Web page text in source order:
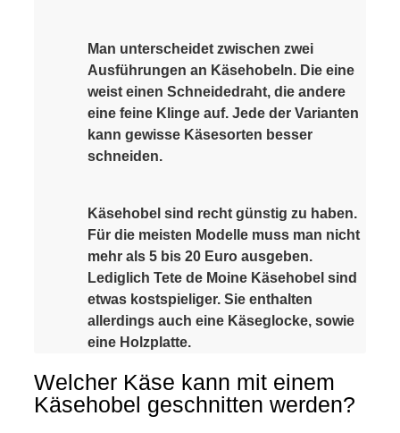
Man unterscheidet zwischen zwei
Ausführungen an Käsehobeln. Die eine
weist einen Schneidedraht, die andere
eine feine Klinge auf. Jede der Varianten
kann gewisse Käsesorten besser
schneiden.
Käsehobel sind recht günstig zu haben.
Für die meisten Modelle muss man nicht
mehr als 5 bis 20 Euro ausgeben.
Lediglich Tete de Moine Käsehobel sind
etwas kostspieliger. Sie enthalten
allerdings auch eine Käseglocke, sowie
eine Holzplatte.
Welcher Käse kann mit einem
Käsehobel geschnitten werden?